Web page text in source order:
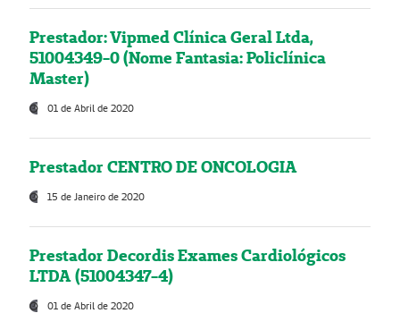
Prestador: Vipmed Clínica Geral Ltda,
51004349-0 (Nome Fantasia: Policlínica
Master)
01 de Abril de 2020
Prestador CENTRO DE ONCOLOGIA
15 de Janeiro de 2020
Prestador Decordis Exames Cardiológicos
LTDA (51004347-4)
01 de Abril de 2020